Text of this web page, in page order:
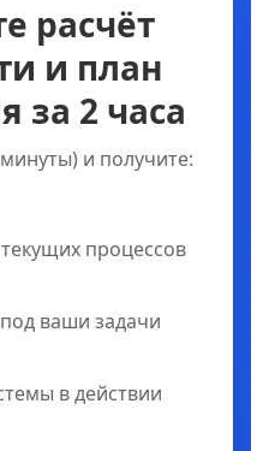
расчёт
и план
за 2 часа
и получите:
процессов
ваши задачи
в действии